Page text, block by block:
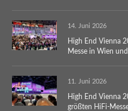
14. Juni 2026
High End Vienna
Messe in Wien
11. Juni 2026
High End Vienna
größten HiFi-